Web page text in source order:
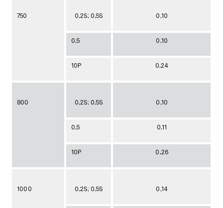
750 0,2S; 0,5S 0,10
0,5 0,10
10Р 0,24
800 0,2S; 0,5S 0,10
0,5 0,11
10Р 0,26
1000 0,2S; 0,5S 0,14